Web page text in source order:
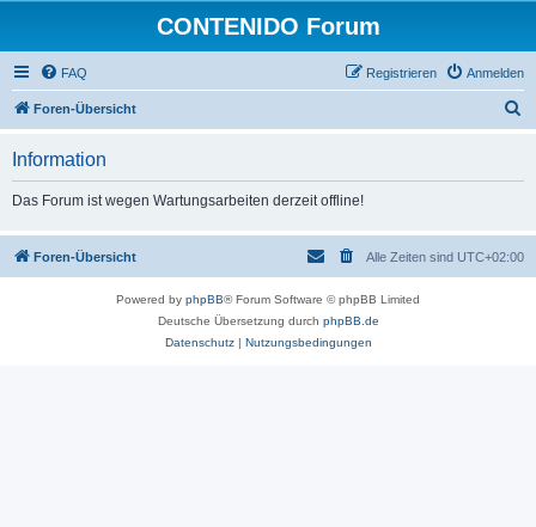
CONTENIDO Forum
FAQ Anmelden
Registrieren
Foren-Übersicht
Information
Das Forum ist wegen Wartungsarbeiten derzeit offline!
Foren-Übersicht Alle Zeiten sind UTC+02:00
Powered by phpBB® Forum Software © phpBB Limited
Deutsche Übersetzung durch phpBB.de
Datenschutz| Nutzungsbedingungen